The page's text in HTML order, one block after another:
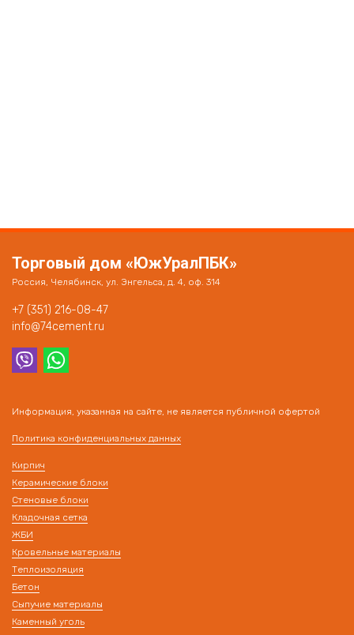
Торговый дом «ЮжУралПБК»
Россия, Челябинск, ул. Энгельса, д. 4, оф. 314
+7 (351) 216-08-47
info@74cement.ru
Информация, указанная на сайте, не является публичной офертой
Политика конфиденциальных данных
Кирпич
Керамические блоки
Стеновые блоки
Кладочная сетка
ЖБИ
Кровельные материалы
Теплоизоляция
Бетон
Сыпучие материалы
Каменный уголь